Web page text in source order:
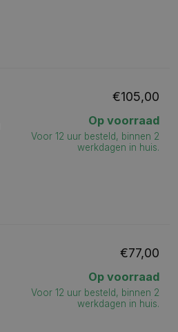
€105,00
Op voorraad
Voor 12 uur besteld, binnen 2
werkdagen in huis.
€77,00
Op voorraad
Voor 12 uur besteld, binnen 2
werkdagen in huis.